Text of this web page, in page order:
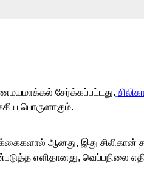
சேர்க்கப்பட்டது.
பொருளாகும்.
ஆனது, இது
எளிதானது, வெப்பநிலை